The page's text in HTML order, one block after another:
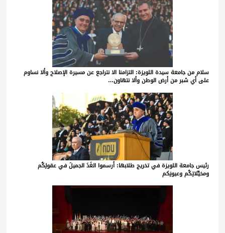
سلام من جامعة سيدة اللويزة: التزامنا الا نتراجع عن مسيرة الإصلاح وألا نساوم
على أي شبر من أرض الوطن وألا نتهاون…
رئيس جامعة اللويزة في تخريج طلابها: أرسموا الغَدَ الجميلَ في عقولِكُم
ومخيِّلاتِكُم وعيونِكم